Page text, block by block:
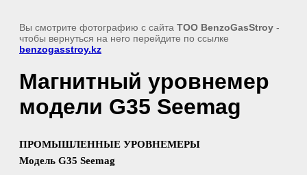
Вы смотрите фотографию с сайта TOO BenzoGasStroy -
чтобы вернуться на него перейдите по ссылке
benzogasstroy.kz
Магнитный уровнемер
модели G35 Seemag
ПРОМЫШЛЕННЫЕ УРОВНЕМЕРЫ
Модель G35 Seemag